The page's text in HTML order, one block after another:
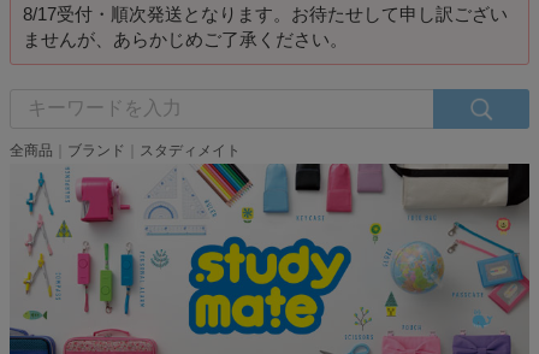
8/17受付・順次発送となります。お待たせして申し訳ござい
ませんが、あらかじめご了承ください。
全商品 ブランド スタディメイト